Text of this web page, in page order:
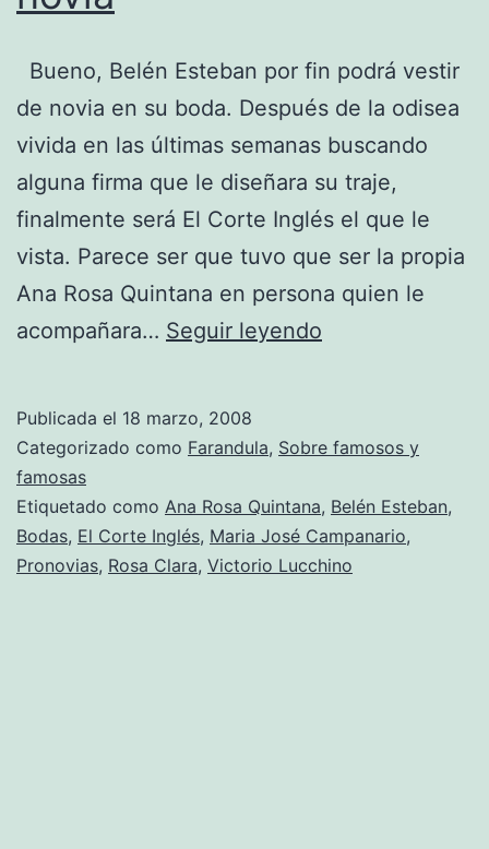
Bueno, Belén Esteban por fin podrá vestir
de novia en su boda. Después de la odisea
vivida en las últimas semanas buscando
alguna firma que le diseñara su traje,
finalmente será El Corte Inglés el que le
vista. Parece ser que tuvo que ser la propia
Ana Rosa Quintana en persona quien le
acompañara… Seguir leyendo
va
novia
Publicada el 18 marzo, 2008
Categorizado como Farandula, Sobre famosos y
famosas
Etiquetado como Ana Rosa Quintana, Belén Esteban,
Bodas, El Corte Inglés, Maria José Campanario,
Pronovias, Rosa Clara, Victorio Lucchino